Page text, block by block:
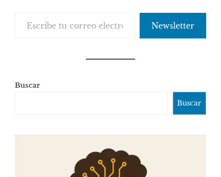
Newsletter
Buscar
Buscar